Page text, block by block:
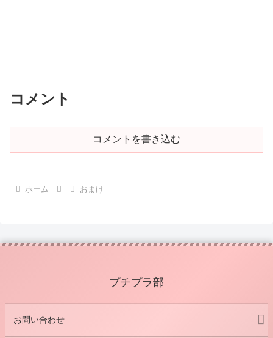
コメント
コメントを書き込む
ホーム おまけ
プチプラ部
お問い合わせ